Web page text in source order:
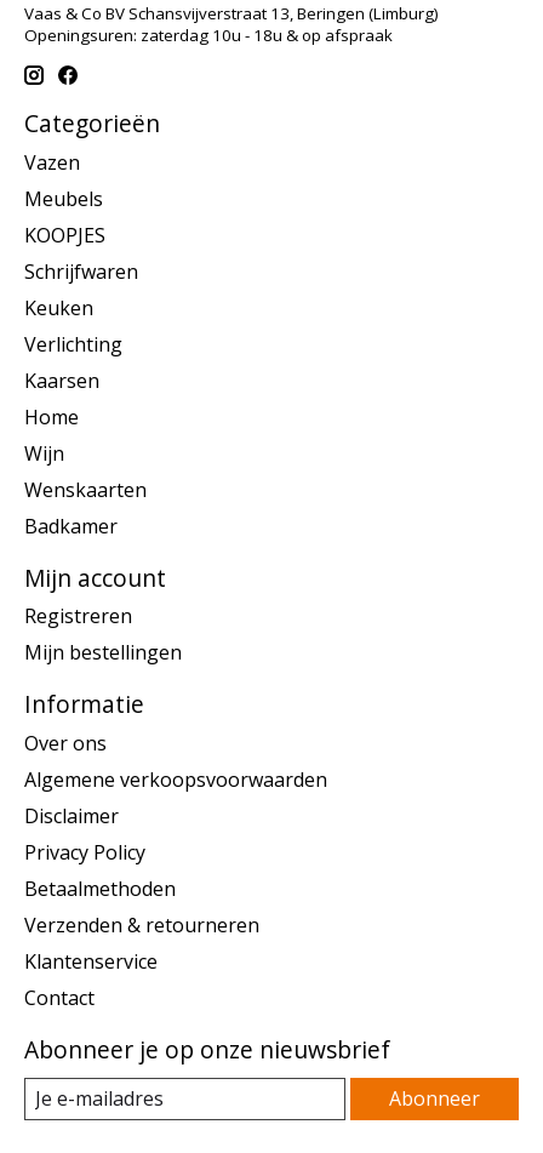
Vaas & Co BV Schansvijverstraat 13, Beringen (Limburg)
Openingsuren: zaterdag 10u - 18u & op afspraak
Categorieën
Vazen
Meubels
KOOPJES
Schrijfwaren
Keuken
Verlichting
Kaarsen
Home
Wijn
Wenskaarten
Badkamer
Mijn account
Registreren
Mijn bestellingen
Informatie
Over ons
Algemene verkoopsvoorwaarden
Disclaimer
Privacy Policy
Betaalmethoden
Verzenden & retourneren
Klantenservice
Contact
Abonneer je op onze nieuwsbrief
Abonneer